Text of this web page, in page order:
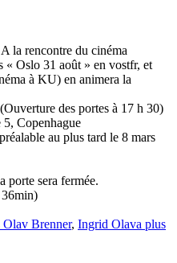
la rencontre du cinéma
« Oslo 31 août » en vostfr, et
à KU) en animera la
des portes à 17 h 30)
Copenhague
au plus tard le 8 mars
porte sera fermée.
Olav Brenner, Ingrid Olava plus